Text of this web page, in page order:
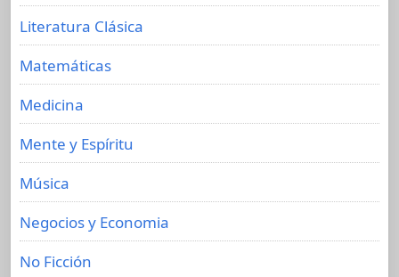
Literatura Clásica
Matemáticas
Medicina
Mente y Espíritu
Música
Negocios y Economia
No Ficción